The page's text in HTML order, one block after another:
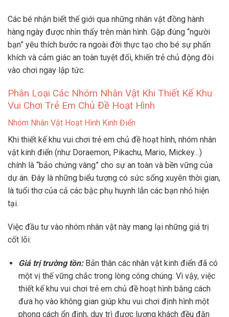
Các bé nhận biết thế giới qua những nhân vật đồng hành
hàng ngày được nhìn thấy trên màn hình. Gặp đúng “người
bạn” yêu thích bước ra ngoài đời thực tạo cho bé sự phấn
khích và cảm giác an toàn tuyệt đối, khiến trẻ chủ động đòi
vào chơi ngay lập tức.
Phân Loại Các Nhóm Nhân Vật Khi Thiết Kế Khu
Vui Chơi Trẻ Em Chủ Đề Hoạt Hình
Nhóm Nhân Vật Hoạt Hình Kinh Điển
Khi thiết kế khu vui chơi trẻ em chủ đề hoạt hình, nhóm nhân
vật kinh điển (như Doraemon, Pikachu, Mario, Mickey…)
chính là “bảo chứng vàng” cho sự an toàn và bền vững của
dự án. Đây là những biểu tượng có sức sống xuyên thời gian,
là tuổi thơ của cả các bậc phụ huynh lẫn các bạn nhỏ hiện
tại.
Việc đầu tư vào nhóm nhân vật này mang lại những giá trị
cốt lõi:
Giá trị trường tồn: Bản thân các nhân vật kinh điển đã có
một vị thế vững chắc trong lòng công chúng. Vì vậy, việc
thiết kế khu vui chơi trẻ em chủ đề hoạt hình bằng cách
đưa họ vào không gian giúp khu vui chơi định hình một
phong cách ổn định, duy trì được lượng khách đều đặn